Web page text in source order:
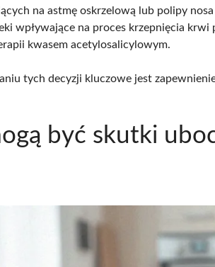
na astmę oskrzelową lub polipy
wpływające na proces krzepnięcia
kwasem acetylosalicylowym.
tych decyzji kluczowe jest
być skutki